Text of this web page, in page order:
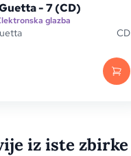
- 7 (CD)
glazba
CD
iz iste zbirke